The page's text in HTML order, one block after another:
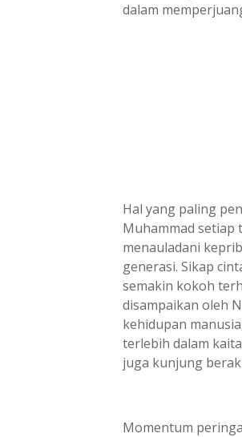
dalam
Hal yang paling
Muhammad setiap
menauladani
generasi. Sikap
semakin kokoh
disampaikan oleh
kehidupan
terlebih dalam
juga kunjung
Momentum